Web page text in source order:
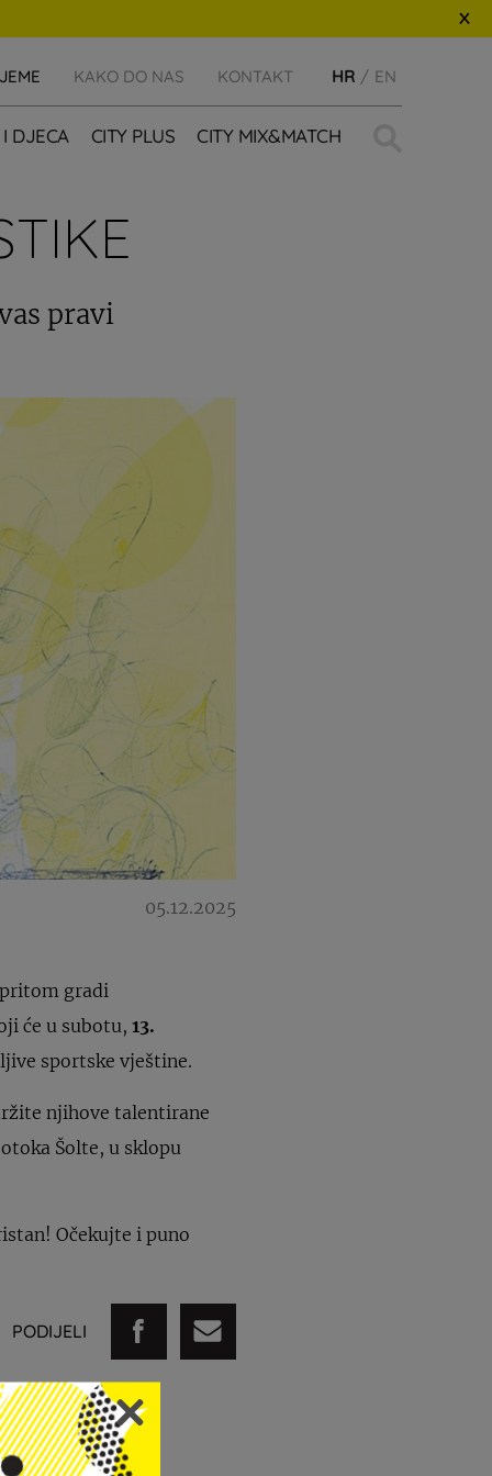
KAKO DO NAS KONTAKT HR EN
DJECA CITY PLUS CITY MIX&MATCH
pravi
05.12.2025
gradi
će u subotu,13.
sportske vještine.
njihove talentirane
Šolte, u sklopu
Očekujte i puno
PODIJELI